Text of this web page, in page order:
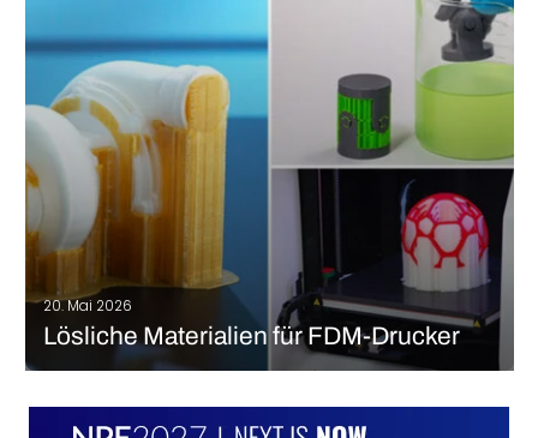
dieser Technologie im Klassenzimmer können die Schüler ihre
Innovationen fördern und die…
MEHR LESEN
20. Mai 2026
Lösliche Materialien für FDM-Drucker
Nachbearbeitung im 3D-Druck sein. Das muss aber nicht sein.
Wenn Sie einen FDM-3D-Drucker mit zwei Extrudern oder ein